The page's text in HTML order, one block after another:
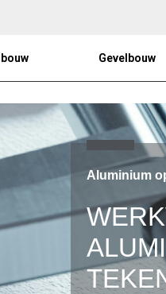
Gevelbouw
Aluminium